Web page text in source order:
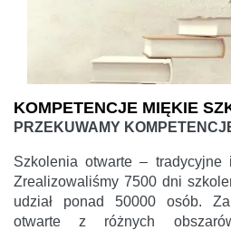
KOMPETENCJE MIĘKIE
PRZEKUWAMY
Szkolenia otwarte – tradycyjne
Zrealizowaliśmy 7500 dni
udział ponad 50000 osób.
otwarte z różnych